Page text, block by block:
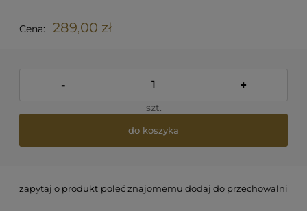
Cena: 289,00 zł
- +
szt.
do koszyka
zapytaj o produkt poleć znajomemu dodaj do przechowalni